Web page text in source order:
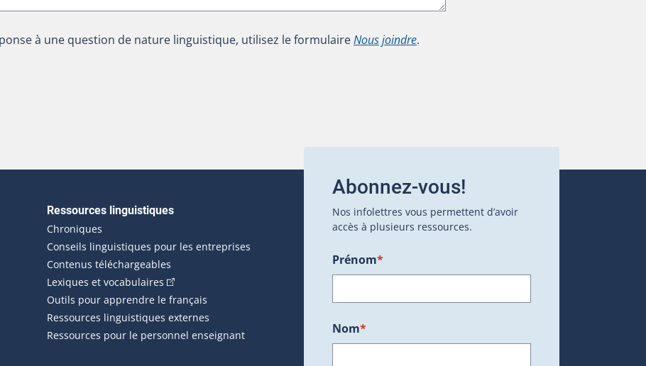
à une question de nature linguistique, utilisez le formulaireNous joindre.
externe s'ouvrira dans une nouvelle fenêtre.)
Ressources linguistiques
Chroniques
Conseils linguistiques pour les entreprises
Contenus téléchargeables
Lexiques et vocabulaires (Cet hyperlien externe s'ouvrira dans une nouvelle fenêtre.)
Outils pour apprendre le français
Ressources linguistiques externes
Ressources pour le personnel enseignant
Abonnez-vous!
Nos infolettres vous permettent d’avoir
accès à plusieurs ressources.
Prénom*
Nom*